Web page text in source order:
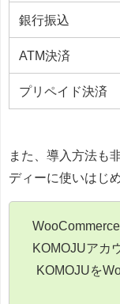
銀行振込
ATM決済
プリペイド決済
また、導入方法も
ディーに使いはじ
KOMOJUアカ
KOMOJUを